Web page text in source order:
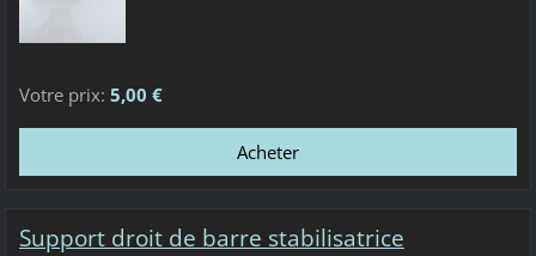
Votre prix: 5,00 €
Support droit de barre stabilisatrice